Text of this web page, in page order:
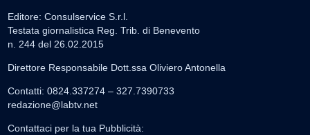
Editore: Consulservice S.r.l.
Testata giornalistica Reg. Trib. di Benevento
n. 244 del 26.02.2015
Direttore Responsabile Dott.ssa Oliviero Antonella
Contatti: 0824.337274 – 327.7390733
redazione@labtv.net
Contattaci per la tua Pubblicità: